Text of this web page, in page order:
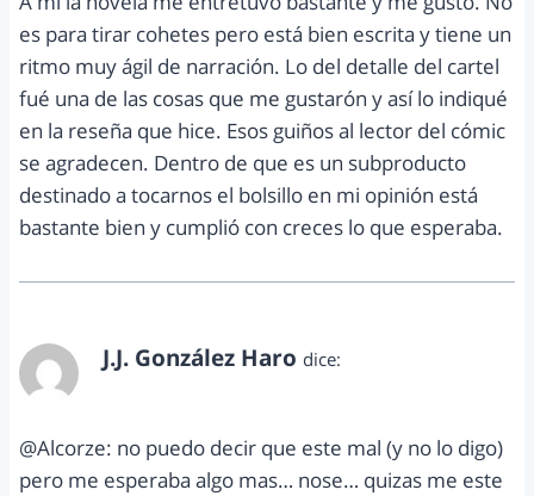
es para tirar cohetes pero está bien escrita y tiene un
ritmo muy ágil de narración. Lo del detalle del cartel
fué una de las cosas que me gustarón y así lo indiqué
en la reseña que hice. Esos guiños al lector del cómic
se agradecen. Dentro de que es un subproducto
destinado a tocarnos el bolsillo en mi opinión está
bastante bien y cumplió con creces lo que esperaba.
J.J. González Haro dice:
@Alcorze: no puedo decir que este mal (y no lo digo)
pero me esperaba algo mas… nose… quizas me este